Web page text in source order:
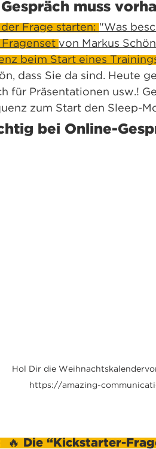
muss
Frage starten: "Was
Fragenset von Markus
beim Start eines
dass Sie da sind. Heute
für Präsentationen usw.!
zum Start den Sleep-
bei Online-
Hol Dir die
https://amazing-
🔥 Die “Kickstarter-